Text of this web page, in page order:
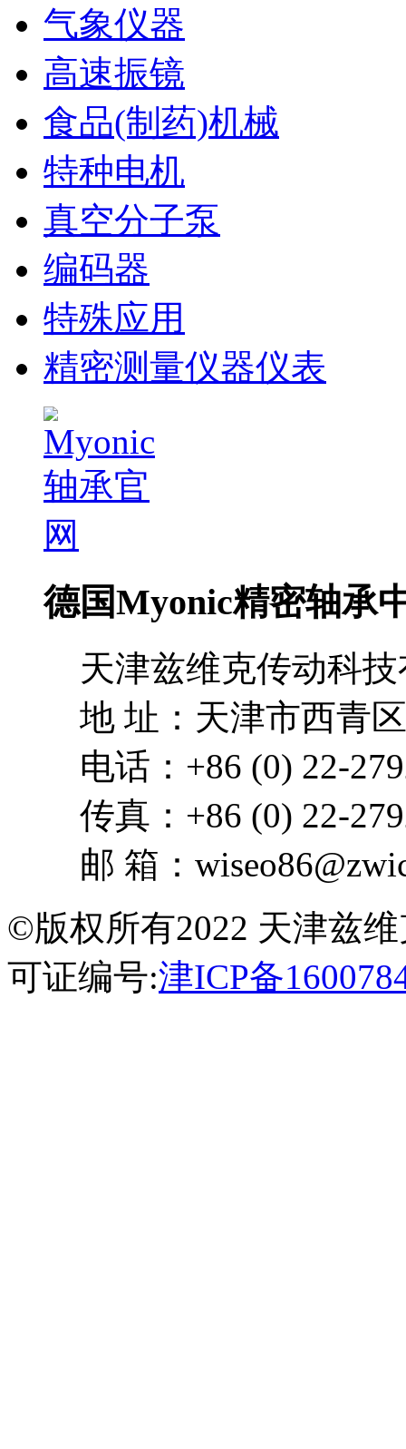
气象仪器
高速振镜
食品(制药)机械
特种电机
真空分子泵
编码器
特殊应用
精密测量仪器仪表
德国Myonic精密轴承
天津兹维克传动科
地 址：天津市西青
电话：+86 (0) 22-
传真：+86 (0) 22-
邮 箱：
©版权所有2022 天津兹
可证编号:津ICP备